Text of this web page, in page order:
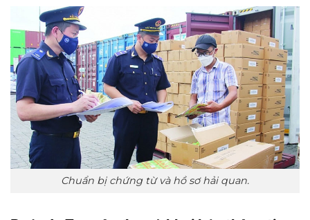
Chuẩn bị chứng từ và hồ sơ hải quan.